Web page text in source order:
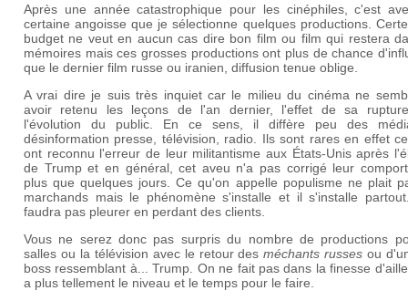
Après une année catastrophique pour les cinéphiles, c'est
certaine angoisse que je sélectionne quelques productions.
budget ne veut en aucun cas dire bon film ou film qui restera
mémoires mais ces grosses productions ont plus de chance
que le dernier film russe ou iranien, diffusion tenue oblige.
A vrai dire je suis très inquiet car le milieu du cinéma ne
avoir retenu les leçons de l'an dernier, l'effet de sa
l'évolution du public. En ce sens, il diffère peu des
désinformation presse, télévision, radio. Ils sont rares en effet
ont reconnu l'erreur de leur militantisme aux États-Unis après
de Trump et en général, cet aveu n'a pas corrigé leur
plus que quelques jours. Ce qu'on appelle populisme ne plait
marchands mais le phénomène s'installe et il s'installe
faudra pas pleurer en perdant des clients.
Vous ne serez donc pas surpris du nombre de productions
salles ou la télévision avec le retour desméchants russes ou
boss ressemblant à... Trump. On ne fait pas dans la finesse
a plus tellement le niveau et le temps pour le faire.